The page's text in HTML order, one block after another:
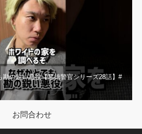
勘の鋭い悪役【悪徳警官シリーズ28話】#
お問合わせ